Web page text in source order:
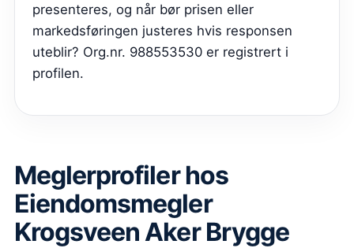
presenteres, og når bør prisen eller
markedsføringen justeres hvis responsen
uteblir? Org.nr. 988553530 er registrert i
profilen.
Meglerprofiler hos
Eiendomsmegler
Krogsveen Aker Brygge